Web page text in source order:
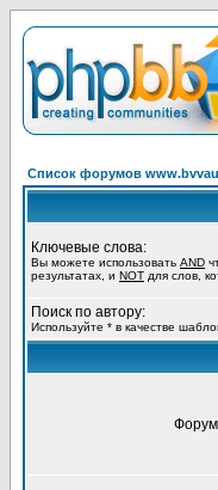
Список форумов
Ключевые слова:
Вы можете использовать AND
результатах, и NOT для слов,
Поиск по автору:
Используйте * в качестве